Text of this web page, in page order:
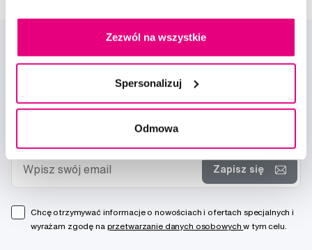
Zezwól na wszystkie
Spersonalizuj
Odmowa
Zapisz się
Chcę otrzymywać informacje o nowościach i ofertach specjalnych i
wyrażam zgodę na przetwarzanie danych osobowychw tym celu.